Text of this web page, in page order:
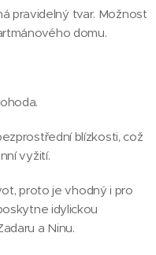
pravidelný tvar. Možnost
domu.
blízkosti, což
vyžití.
proto je vhodný i pro
idylickou
a Ninu.